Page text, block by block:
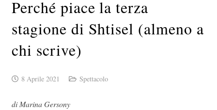
Perché piace la terza
stagione di Shtisel (almeno a
chi scrive)
8 Aprile 2021 Spettacolo
di Marina Gersony